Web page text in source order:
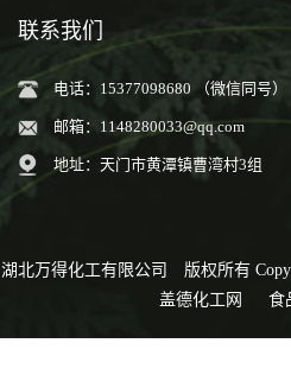
联系我们
电话：15377098680 （微信同号）
邮箱： 1148280033@qq.com
地址：天门市黄潭镇曹湾村3组
湖北万得化工有限公司 版权所有
盖德化工网
食